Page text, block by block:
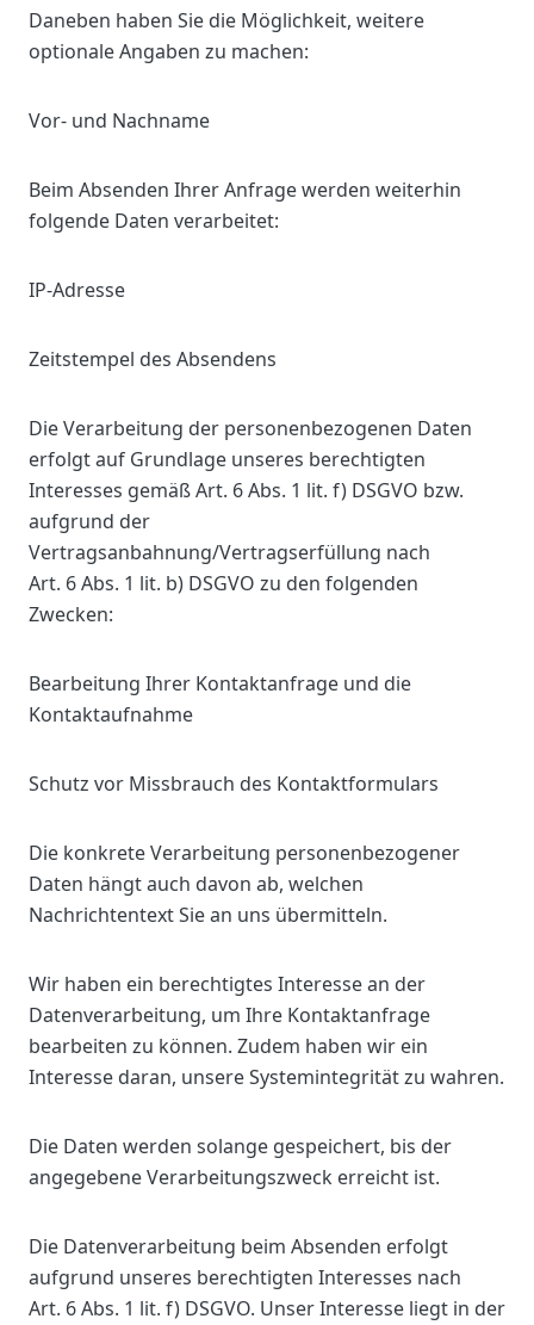
Daneben haben Sie die Möglichkeit, weitere
optionale Angaben zu machen:
Vor- und Nachname
Beim Absenden Ihrer Anfrage werden weiterhin
folgende Daten verarbeitet:
IP-Adresse
Zeitstempel des Absendens
Die Verarbeitung der personenbezogenen Daten
erfolgt auf Grundlage unseres berechtigten
Interesses gemäß Art. 6 Abs. 1 lit. f) DSGVO bzw.
aufgrund der
Vertragsanbahnung/Vertragserfüllung nach
Art. 6 Abs. 1 lit. b) DSGVO zu den folgenden
Zwecken:
Bearbeitung Ihrer Kontaktanfrage und die
Kontaktaufnahme
Schutz vor Missbrauch des Kontaktformulars
Die konkrete Verarbeitung personenbezogener
Daten hängt auch davon ab, welchen
Nachrichtentext Sie an uns übermitteln.
Wir haben ein berechtigtes Interesse an der
Datenverarbeitung, um Ihre Kontaktanfrage
bearbeiten zu können. Zudem haben wir ein
Interesse daran, unsere Systemintegrität zu wahren.
Die Daten werden solange gespeichert, bis der
angegebene Verarbeitungszweck erreicht ist.
Die Datenverarbeitung beim Absenden erfolgt
aufgrund unseres berechtigten Interesses nach
Art. 6 Abs. 1 lit. f) DSGVO. Unser Interesse liegt in der